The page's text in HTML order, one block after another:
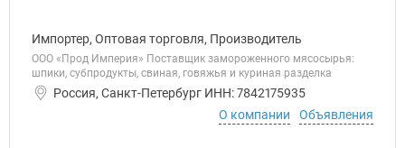
Импортер, Оптовая торговля, Производитель
ООО «Прод Империя» Поставщик замороженного мясосырья:
шпики, субпродукты, свиная, говяжья и куриная разделка
Россия, Санкт-Петербург ИНН: 7842175935
О компании
Объявления